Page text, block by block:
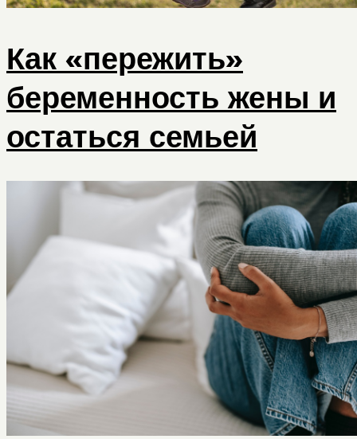
Как «пережить»
беременность жены и
остаться семьей